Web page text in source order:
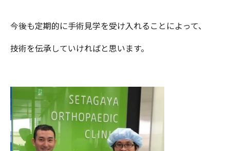
今後も定期的に手術見学を受け入れることによって、
技術を伝承していければと思います。